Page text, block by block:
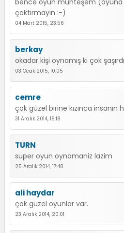
bence oyun muhteşem (oyuna
çaktırmayın :-)
04 Mart 2015, 23:56
berkay
okadar kişi oynamış ki çok
03 Ocak 2015, 10:05
cemre
çok güzel birine kızınca insanın
31 Aralık 2014, 18:18
TURN
super oyun oynamaniz lazim
25 Aralık 2014, 17:48
ali haydar
çok güzel oyunlar var.
23 Aralık 2014, 20:01